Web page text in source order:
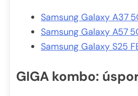
Samsung Galaxy A37
Samsung Galaxy A57
Samsung Galaxy S25
GIGA kombo: